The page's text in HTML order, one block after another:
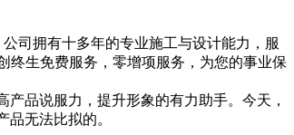
司拥有十多年的专业施工与设计能力，服
终生免费服务，零增项服务，为您的事业保
品说服力，提升形象的有力助手。今天，
无法比拟的。